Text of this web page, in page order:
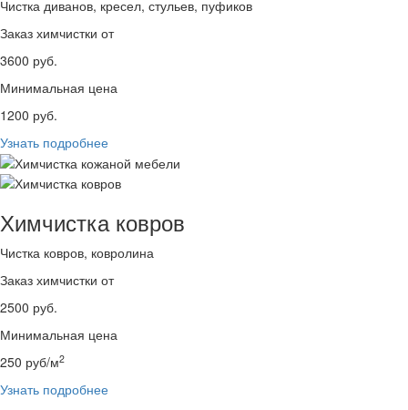
Чистка диванов, кресел, стульев, пуфиков
Заказ химчистки от
3600 руб.
Минимальная цена
1200 руб.
Узнать подробнее
Химчистка ковров
Чистка ковров, ковролина
Заказ химчистки от
2500 руб.
Минимальная цена
250 руб/м2
Узнать подробнее